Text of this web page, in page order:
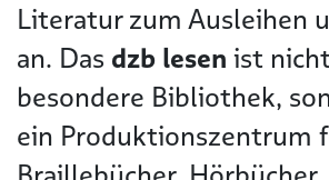
Literatur zum Ausleihen
an. Das dzb lesen ist
besondere Bibliothek,
ein Produktionszentrum